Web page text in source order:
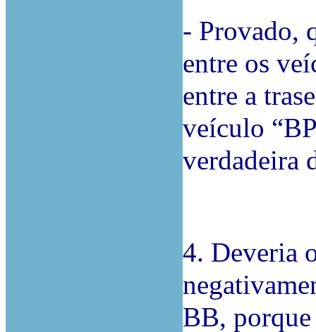
- Provado,
entre os
entre a
veículo
verdadeira
4. Deveria
BB,